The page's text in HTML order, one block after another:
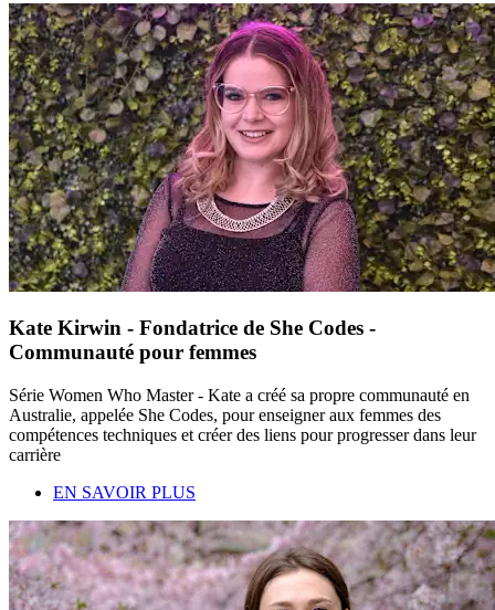
Kate Kirwin - Fondatrice de She Codes -
Communauté pour femmes
Série Women Who Master - Kate a créé sa propre communauté en
Australie, appelée She Codes, pour enseigner aux femmes des
compétences techniques et créer des liens pour progresser dans leur
carrière
EN SAVOIR PLUS